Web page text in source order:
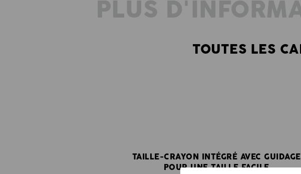
PLUS
TOUTES LES
TAILLE-CRAYON INTÉGRÉ AVEC GUIDAGE
POUR UNE TAILLE FACILE